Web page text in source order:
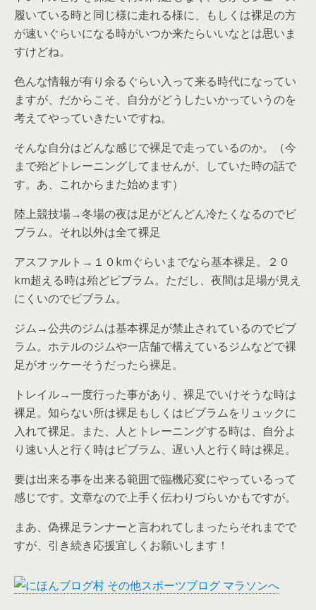
履いている時と同じ様に走れる様に、もしくは裸足の方
が速いぐらいになる時がいつか来たらいいなとは思いま
すけどね。
色んな情報が有り余るぐらい入って来る時代になってい
ますが、だからこそ、自分がどうしたいかっていうのを
考えてやっていきたいですね。
そんな自分はどんな感じで裸足で走っているのか。（今
まで殆どトレーニングしてませんが、していた時の話で
す。あ、これからまた始めます）
陸上競技場→冬場の夜は足がどんどん冷たくなるのでビ
ブラム。それ以外は全て裸足
アスファルト→１０kmぐらいまでなら基本裸足。２０
km超える時は殆どビブラム。ただし、夜間は足場が見え
にくいのでビブラム。
ジム→公共のジムは基本裸足が禁止されているのでビブ
ラム。ホテルのジムや一店舗で構えているジムなどで裸
足がオッケーそうだったら裸足。
トレイル→一度行った事があり、裸足でいけそうな時は
裸足。知らない所は裸足もしくはビブラムをリュックに
入れて裸足。また、人とトレーニングする時は、自分よ
り速い人と行く時はビブラム、遅い人と行く時は裸足。
要は出来る事を出来る範囲で臨機応変にやっているって
感じです。文章なので上手く伝わりづらいかもですが。
まあ、偽裸足ランナーと言われてしまったらそれまでで
すが、引き続き応援宜しくお願いします！